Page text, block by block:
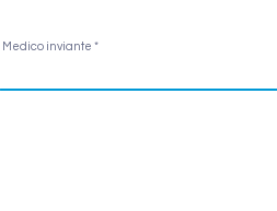
Medico inviante